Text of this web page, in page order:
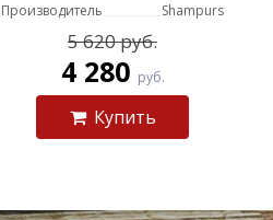
Производитель
Shampurs
5 620 руб.
4 280 руб.
Купить